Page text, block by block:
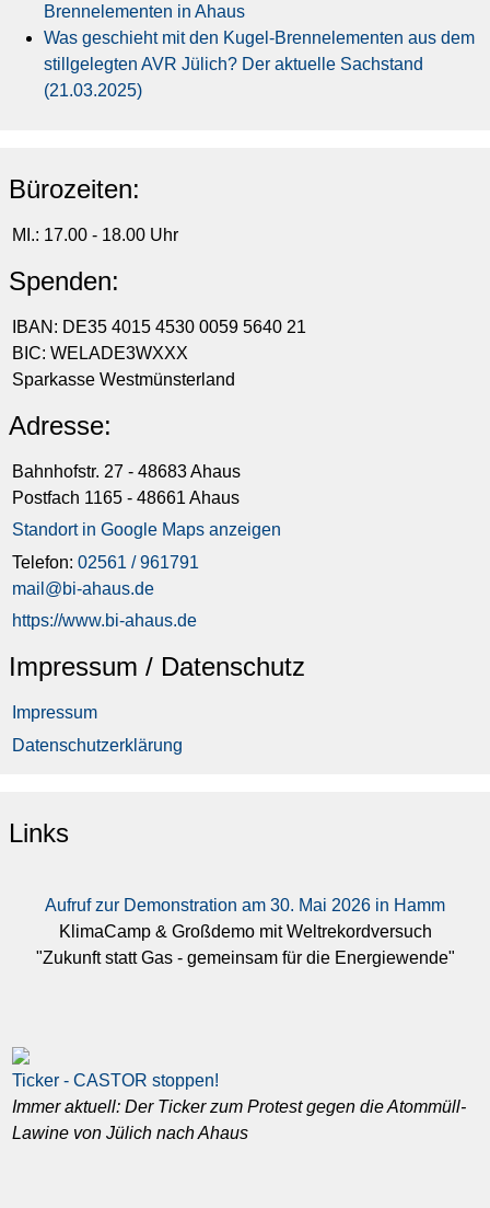
Brennelementen in Ahaus
Was geschieht mit den Kugel-Brennelementen aus dem
stillgelegten AVR Jülich? Der aktuelle Sachstand
(21.03.2025)
Bürozeiten:
MI.: 17.00 - 18.00 Uhr
Spenden:
IBAN: DE35 4015 4530 0059 5640 21
BIC: WELADE3WXXX
Sparkasse Westmünsterland
Adresse:
Bahnhofstr. 27 - 48683 Ahaus
Postfach 1165 - 48661 Ahaus
Standort in Google Maps anzeigen
Telefon:02561 / 961791
mail@bi-ahaus.de
https://www.bi-ahaus.de
Impressum / Datenschutz
Impressum
Datenschutzerklärung
Links
Aufruf zur Demonstration am 30. Mai 2026 in Hamm
KlimaCamp & Großdemo mit Weltrekordversuch
"Zukunft statt Gas - gemeinsam für die Energiewende"
Ticker - CASTOR stoppen!
Immer aktuell: Der Ticker zum Protest gegen die Atommüll-
Lawine von Jülich nach Ahaus